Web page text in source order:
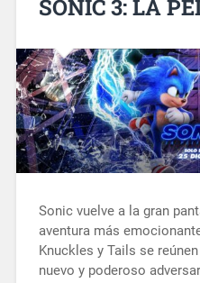
SONIC 3: LA
Sonic vuelve a la gran
aventura más
Knuckles y Tails se
nuevo y poderoso